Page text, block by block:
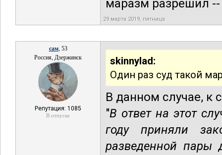
маразм разрешил
29 марта 2019, пятница
сам, 53
Россия, Дзержинск
Репутация: 1085
В отпуске
skinnylad:
Один раз суд такой
В данном случае, к
"В ответ на этот
году приняли
разведенной пары